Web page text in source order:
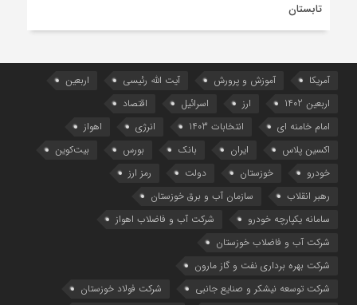
تابستان
آمریکا آموزش و پرورش آیت الله رئیسی
اربعین
اربعین 1402
ارز اسرائیل
اقتصاد
امام خامنه ای
انتخابات 1403 انرژی
اهواز
اکسین پلاس
ایران بانک بورس
بیت‌کوین
خودرو
خوزستان دولت
رمز ارز
رهبر انقلاب
سازمان آب و برق خوزستان
سامانه یکپارچه خودرو
شرکت آب و فاضلاب اهواز
شرکت آب و فاضلاب خوزستان
شرکت بهره برداری نفت و گاز مارون
شرکت توسعه نیشکر و صنایع جانبی
شرکت فولاد خوزستان